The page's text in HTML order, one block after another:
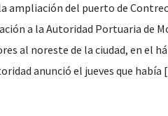
ampliación del puerto de
a la Autoridad Portuaria de
al noreste de la ciudad, en el
anunció el jueves que